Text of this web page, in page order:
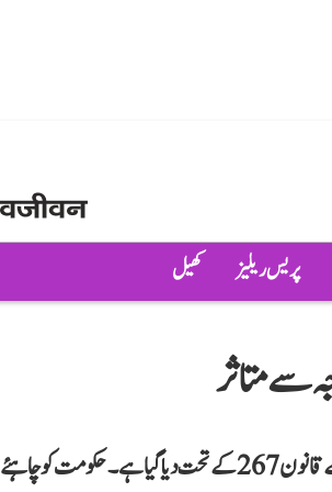
پریس ریلیز کھیل
سے متاثر
ایوان میں قائد حزب اختلاف مالیکارجن کھڑگے نے کہا کہ نوٹس اپوزیشن کے قانون 267 کے تحت دیا گیا ہے۔ حکومت کو چاہئے